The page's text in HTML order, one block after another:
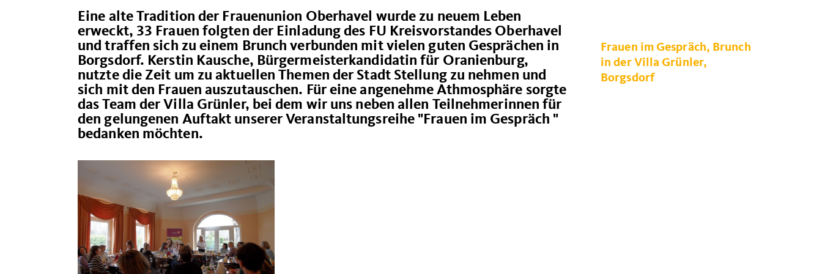
Eine alte Tradition der Frauenunion Oberhavel wurde zu neuem Leben
erweckt, 33 Frauen folgten der Einladung des FU Kreisvorstandes Oberhavel
und traffen sich zu einem Brunch verbunden mit vielen guten Gesprächen in
Borgsdorf. Kerstin Kausche, Bürgermeisterkandidatin für Oranienburg,
nutzte die Zeit um zu aktuellen Themen der Stadt Stellung zu nehmen und
sich mit den Frauen auszutauschen. Für eine angenehme Athmosphäre sorgte
das Team der Villa Grünler, bei dem wir uns neben allen Teilnehmerinnen für
den gelungenen Auftakt unserer Veranstaltungsreihe "Frauen im Gespräch "
bedanken möchten.
Frauen im Gespräch, Brunch
in der Villa Grünler,
Borgsdorf